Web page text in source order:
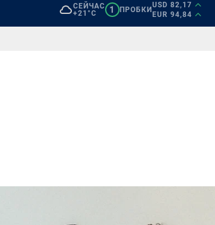
СЕЙЧАС
+21°C
1 ПРОБКИ
USD 82,17
EUR 94,84